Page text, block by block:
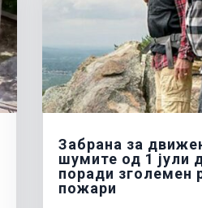
Забрана за
шумите од 1 јули
поради зголемен
пожари